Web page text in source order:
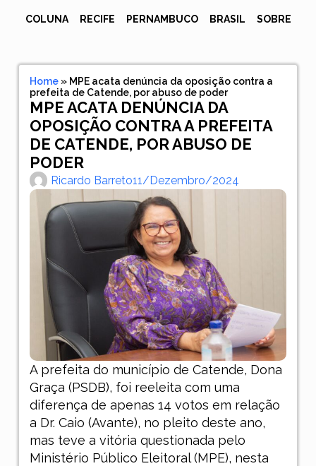
COLUNA RECIFE PERNAMBUCO BRASIL SOBRE
Home» MPE acata denúncia da oposição contra a
prefeita de Catende, por abuso de poder
MPE ACATA DENÚNCIA DA
OPOSIÇÃO CONTRA A PREFEITA
DE CATENDE, POR ABUSO DE
PODER
Ricardo Barreto11/dezembro/2024
A prefeita do município de Catende, Dona
Graça (PSDB), foi reeleita com uma
diferença de apenas 14 votos em relação
a Dr. Caio (Avante), no pleito deste ano,
mas teve a vitória questionada pelo
Ministério Público Eleitoral (MPE), nesta